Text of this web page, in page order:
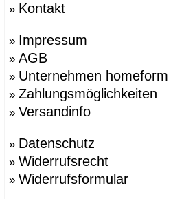
» Kontakt
» Impressum
» AGB
» Unternehmen homeform
» Zahlungsmöglichkeiten
» Versandinfo
» Datenschutz
» Widerrufsrecht
» Widerrufsformular